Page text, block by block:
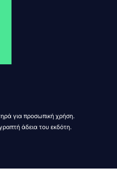
για προσωπική χρήση.
άδεια του εκδότη.